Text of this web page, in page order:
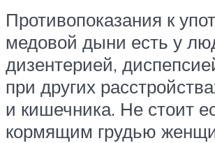
Противопоказания к
медовой дыни есть у
дизентерией,
при других
и кишечника. Не стоит
кормящим грудью